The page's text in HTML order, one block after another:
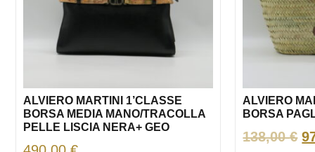
ALVIERO MARTINI 1’CLASSE
BORSA MEDIA MANO/TRACOLLA
PELLE LISCIA NERA+ GEO
ALVIERO
BORSA
138,00€